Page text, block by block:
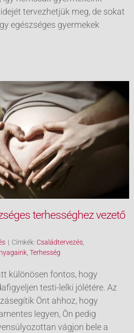
tervezhetjük meg, de sokat
egészséges gyermekek
terhességhez vezető
| Címkék: Családtervezés
Terhesség
különösen fontos, hogy
testi-lelki jólétére. Az
Önt ahhoz, hogy
legyen, Ön pedig
vágjon bele a